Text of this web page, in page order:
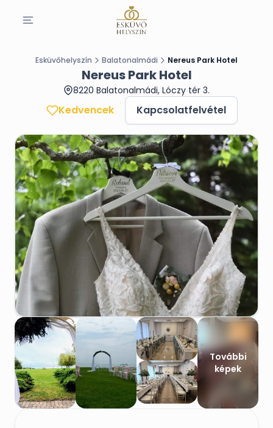
Esküvőhelyszín Balatonalmádi Nereus Park Hotel
Nereus Park Hotel
8220 Balatonalmádi, Lóczy tér 3.
Kedvencek Kapcsolatfelvétel
További
képek